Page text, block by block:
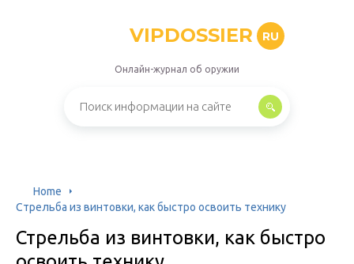
VIPDOSSIER RU
Онлайн-журнал об оружии
Home
Стрельба из винтовки, как быстро освоить технику
Стрельба из винтовки, как быстро